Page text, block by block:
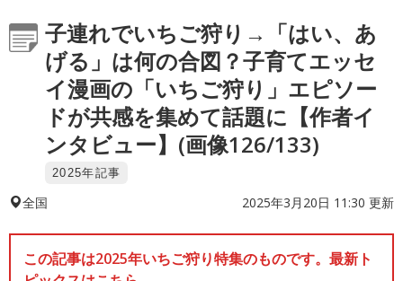
子連れでいちご狩り→「はい、あ
げる」は何の合図？子育てエッセ
イ漫画の「いちご狩り」エピソー
ドが共感を集めて話題に【作者イ
ンタビュー】(画像126/133)
2025年記事
全国 2025年3月20日 11:30 更新
この記事は2025年いちご狩り特集のものです。最新ト